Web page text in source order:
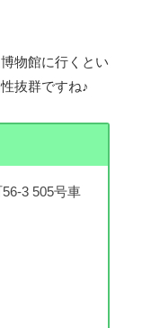
物館に行くとい
抜群ですね♪
56-3 505号車